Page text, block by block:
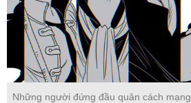
Những người đứng đầu quân cách mạng.